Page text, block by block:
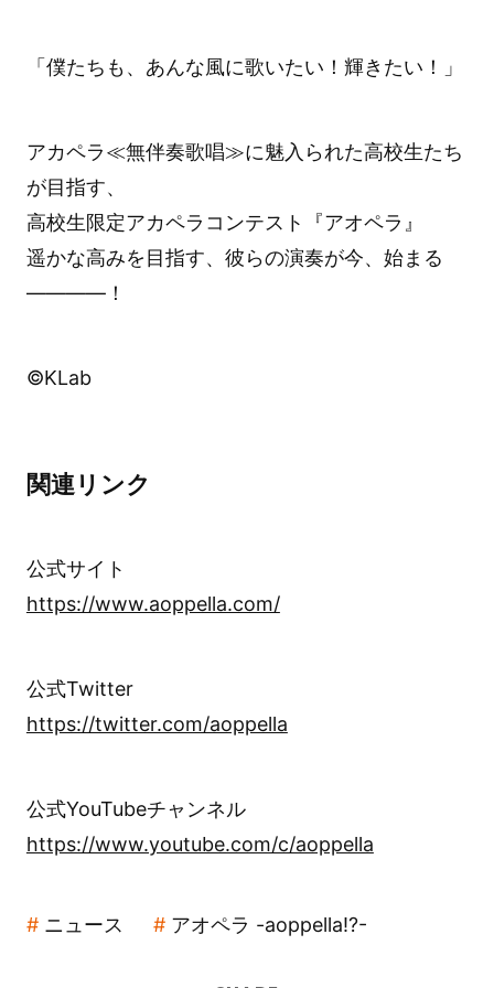
「僕たちも、あんな風に歌いたい！輝きたい！」
アカペラ≪無伴奏歌唱≫に魅入られた高校生たち
が目指す、
高校生限定アカペラコンテスト『アオペラ』
遥かな高みを目指す、彼らの演奏が今、始まる
————！
©KLab
関連リンク
公式サイト
https://www.aoppella.com/
公式Twitter
https://twitter.com/aoppella
公式YouTubeチャンネル
https://www.youtube.com/c/aoppella
ニュース アオペラ -aoppella!?-